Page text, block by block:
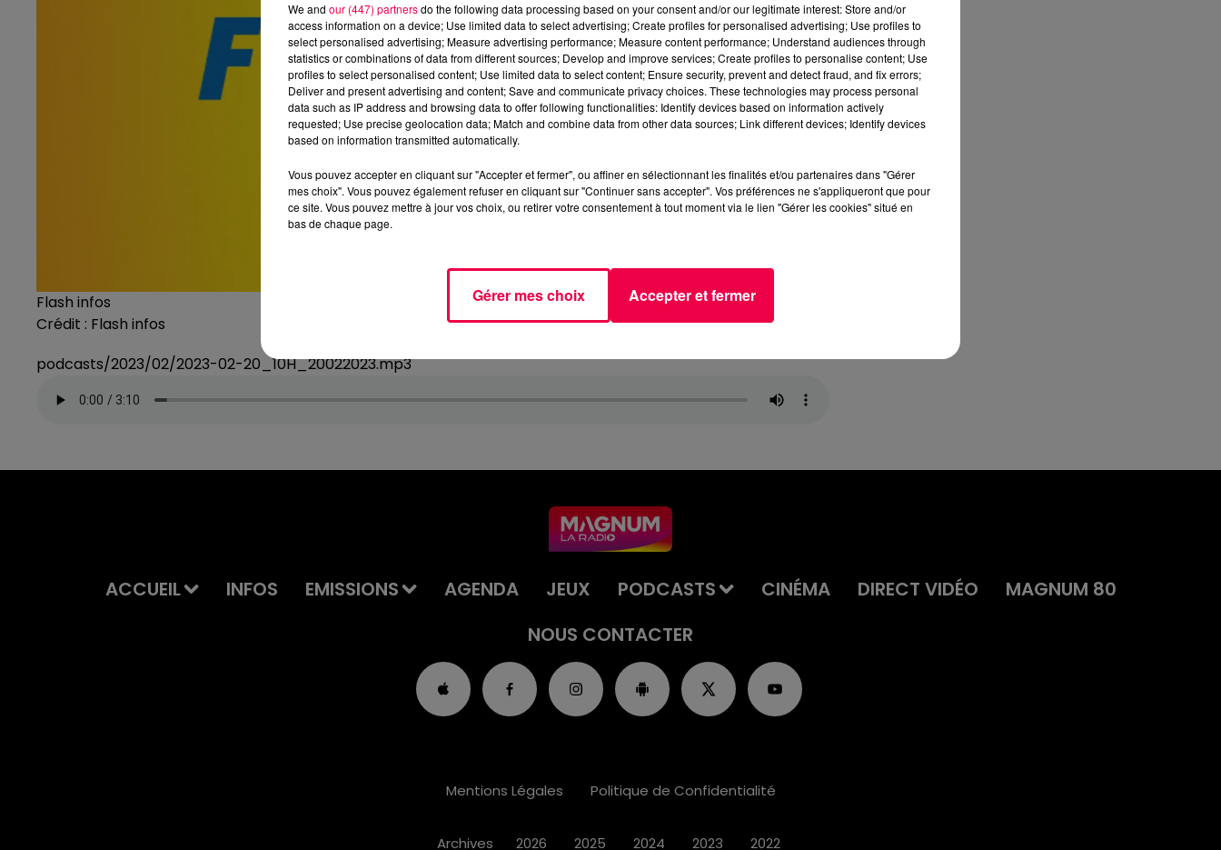
Flash infos
Crédit : Flash infos
podcasts/2023/02/2023-02-20_10H_20022023.mp3
ACCUEIL INFOS EMISSIONS AGENDA JEUX PODCASTS CINÉMA DIRECT VIDÉO
MAGNUM 80
NOUS CONTACTER
Mentions Légales Politique de Confidentialité
Archives 2026 2025 2024 2023 2022
We and our (447) partnersdo the following data processing based on your consent and/or our legitimate interest: Store and/or
access information on a device; Use limited data to select advertising; Create profiles for personalised advertising; Use profiles to
select personalised advertising; Measure advertising performance; Measure content performance; Understand audiences through
statistics or combinations of data from different sources; Develop and improve services; Create profiles to personalise content; Use
profiles to select personalised content; Use limited data to select content; Ensure security, prevent and detect fraud, and fix errors;
Deliver and present advertising and content; Save and communicate privacy choices. These technologies may process personal
data such as IP address and browsing data to offer following functionalities: Identify devices based on information actively
requested; Use precise geolocation data; Match and combine data from other data sources; Link different devices; Identify devices
based on information transmitted automatically.
Vous pouvez accepter en cliquant sur "Accepter et fermer", ou affiner en sélectionnant les finalités et/ou partenaires dans "Gérer
mes choix". Vous pouvez également refuser en cliquant sur "Continuer sans accepter". Vos préférences ne s'appliqueront que pour
ce site. Vous pouvez mettre à jour vos choix, ou retirer votre consentement à tout moment via le lien "Gérer les cookies" situé en
bas de chaque page.
Gérer mes choix Accepter et fermer